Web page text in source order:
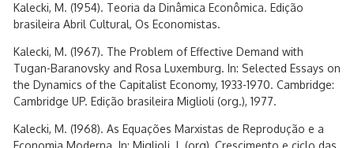
Kalecki, M. (1954). Teoria da Dinâmica Econômica. Edição
brasileira Abril Cultural, Os Economistas.
Kalecki, M. (1967). The Problem of Effective Demand with
Tugan-Baranovsky and Rosa Luxemburg. In: Selected Essays on
the Dynamics of the Capitalist Economy, 1933-1970. Cambridge:
Cambridge UP. Edição brasileira Miglioli (org.), 1977.
Kalecki, M. (1968). As Equações Marxistas de Reprodução e a
Economia Moderna. In: Miglioli, J. (org), Crescimento e ciclo das